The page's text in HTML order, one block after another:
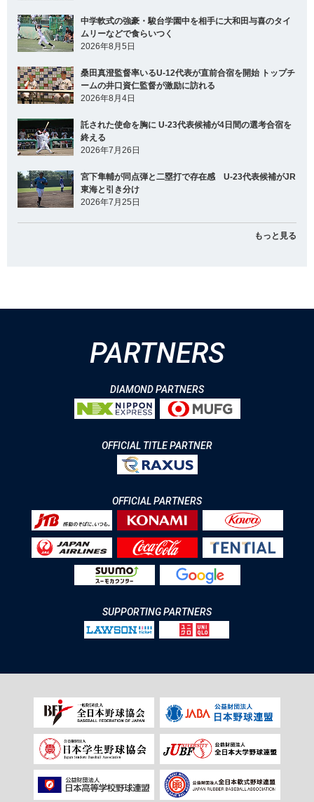
中学軟式の強豪・駿台学園中を相手に大和田与喜のタイ
ムリーなどで食らいつく
2026年8月5日
桑田真澄監督率いるU-12代表が直前合宿を開始 トップチ
ームの井口資仁監督が激励に訪れる
2026年8月4日
託された使命を胸に U-23代表候補が4日間の選考合宿を
終える
2026年7月26日
宮下隼輔が同点弾と二塁打で存在感 U-23代表候補がJR
東海と引き分け
2026年7月25日
もっと見る
PARTNERS
DIAMOND PARTNERS
OFFICIAL TITLE PARTNER
OFFICIAL PARTNERS
SUPPORTING PARTNERS